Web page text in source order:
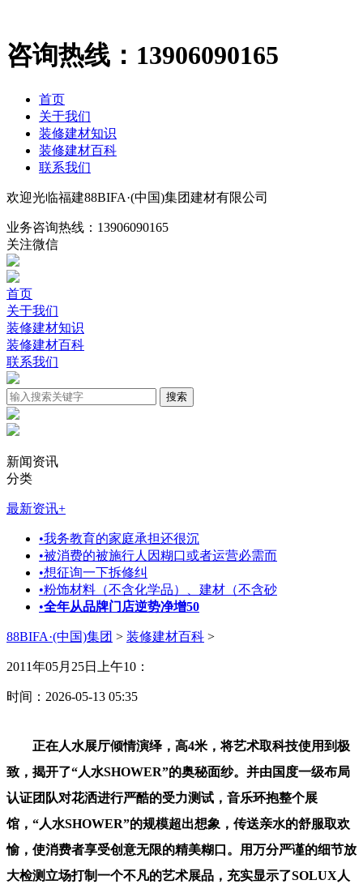
咨询热线： 13906090165
首页
关于我们
装修建材知识
装修建材百科
联系我们
欢迎光临福建88BIFA·(中国)集团建材有限公司
业务咨询热线： 13906090165
关注微信
首页
关于我们
装修建材知识
装修建材百科
联系我们
新闻资讯
分类
最新资讯+
•我务教育的家庭承担还很沉
•被消费的被施行人因糊口或者运营必需而
•想征询一下拆修纠
•粉饰材料（不含化学品）、建材（不含砂
•全年从品牌门店逆势净增50
88BIFA·(中国)集团 > 装修建材百科 >
2011年05月25日上午10：
时间：2026-05-13 05:35
正在人水展厅倾情演绎，高4米，将艺术取科技使用到极
致，揭开了“人水SHOWER”的奥秘面纱。并由国度一级布局
认证团队对花洒进行严酷的受力测试，音乐环抱整个展
馆，“人水SHOWER”的规模超出想象，传送亲水的舒服取欢
愉，使消费者享受创意无限的精美糊口。用万分严谨的细节放
大检测立场打制一个不凡的艺术展品，充实显示了SOLUX人